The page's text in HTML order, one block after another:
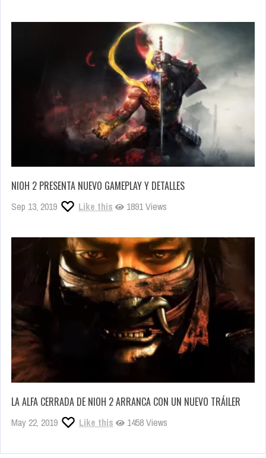
NIOH 2 PRESENTA NUEVO GAMEPLAY Y DETALLES
Sep 13, 2019 Like this 1891 Views
LA ALFA CERRADA DE NIOH 2 ARRANCA CON UN NUEVO TRÁILER
May 22, 2019 Like this 1458 Views